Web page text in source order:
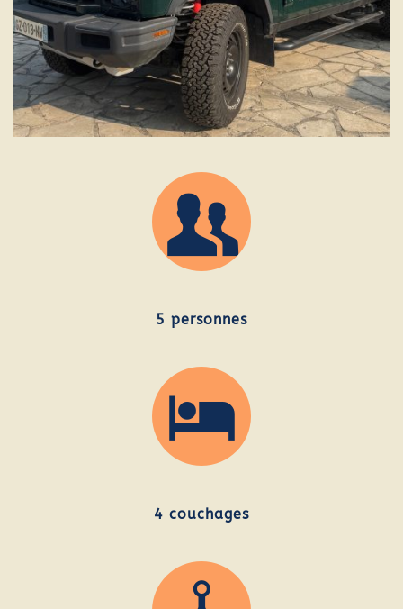
5 personnes
4 couchages